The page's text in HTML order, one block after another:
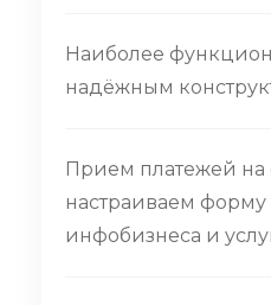
Наиболее
надёжным
Прием платежей на
настраиваем форму
инфобизнеса и